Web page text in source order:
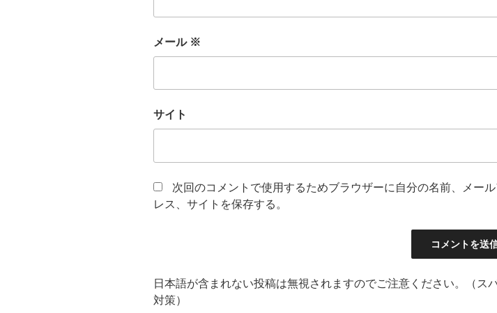
メール ※
サイト
次回のコメントで使用するためブラウザーに自分の名前、メール
レス、サイトを保存する。
日本語が含まれない投稿は無視されますのでご注意ください。（ス
対策）